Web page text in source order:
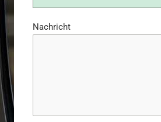
Nachricht